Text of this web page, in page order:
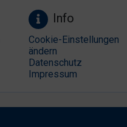
Info
Cookie-Einstellungen
ändern
Datenschutz
Impressum